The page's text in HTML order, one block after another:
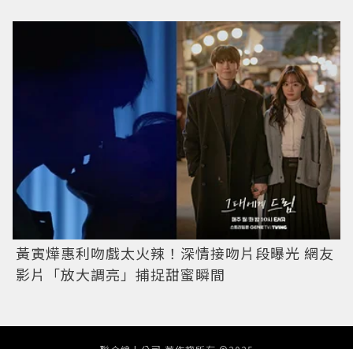
黃寅燁惠利吻戲太火辣！深情接吻片段曝光 網友
影片「放大調亮」捕捉甜蜜瞬間